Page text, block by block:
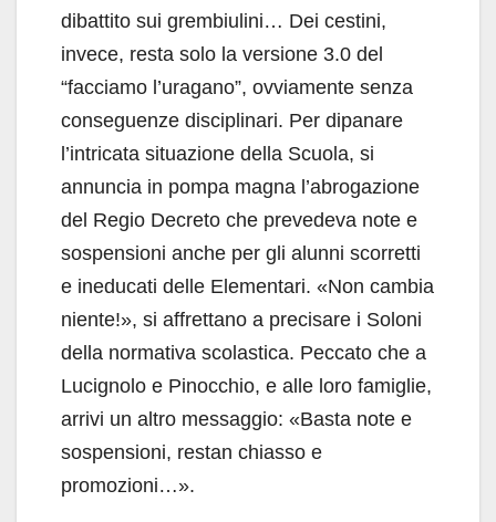
dibattito sui grembiulini… Dei cestini,
invece, resta solo la versione 3.0 del
“facciamo l’uragano”, ovviamente senza
conseguenze disciplinari. Per dipanare
l’intricata situazione della Scuola, si
annuncia in pompa magna l’abrogazione
del Regio Decreto che prevedeva note e
sospensioni anche per gli alunni scorretti
e ineducati delle Elementari. «Non cambia
niente!», si affrettano a precisare i Soloni
della normativa scolastica. Peccato che a
Lucignolo e Pinocchio, e alle loro famiglie,
arrivi un altro messaggio: «Basta note e
sospensioni, restan chiasso e
promozioni…».